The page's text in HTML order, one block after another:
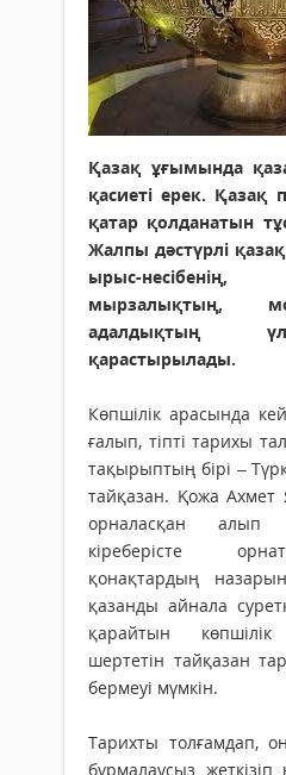
Қазақ ұғымында
қасиеті ерек. Қазақ
қатар қолданатын
Жалпы дәстүрлі
ырыс-
мырзалықтың,
адалдықтың
қарастырылады.
Көпшілік ара­­­­сында
ғалып, тіпті та­ри­хы
тақы­­рып­­­тың бірі –
тай­қазан. Қожа Ахмет
орналасқан алып
кіреберісте
қонақтардың
қазанды айнала
қарайтын
шертетін тайқазан
бермеуі мүмкін.
Тарихты толғамдап,
бұрмалаусыз